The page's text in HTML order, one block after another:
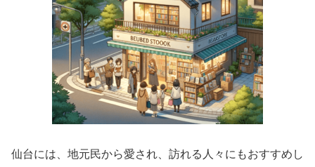
仙台には、地元民から愛され、訪れる人々にもおすすめし